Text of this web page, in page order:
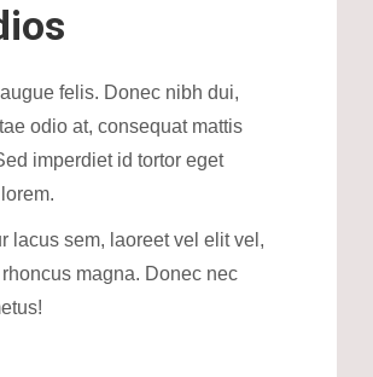
felis. Donec nibh dui,
odio at, consequat mattis
imperdiet id tortor eget
lacus sem, laoreet vel elit vel,
magna. Donec nec